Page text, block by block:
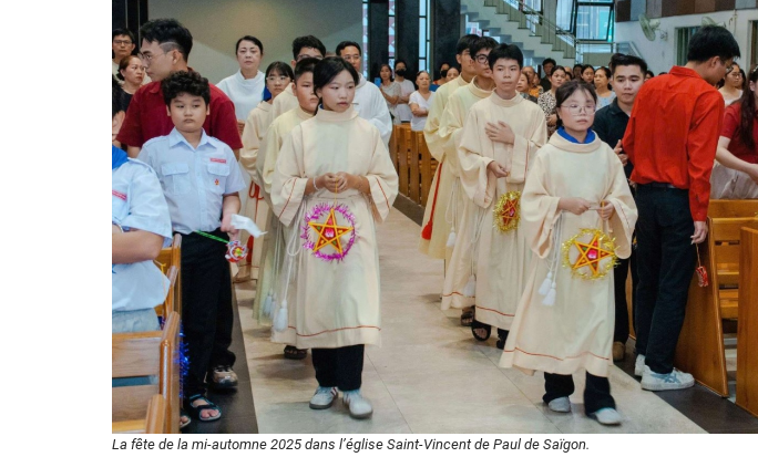
La fête de la mi-automne 2025 dans l’église Saint-Vincent de Paul de Saïgon.